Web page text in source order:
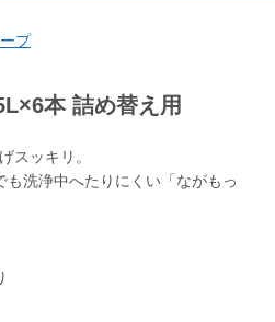
プ
本 詰め替え用
スッキリ。
洗浄中へたりにくい「ながもっ